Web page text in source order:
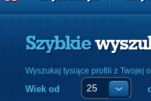
Szybkie
Wyszukaj tysiące profili z Twojej
Wiek od